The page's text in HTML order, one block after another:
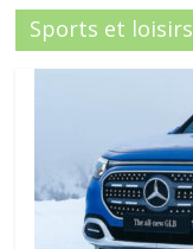
Sports et loisirs